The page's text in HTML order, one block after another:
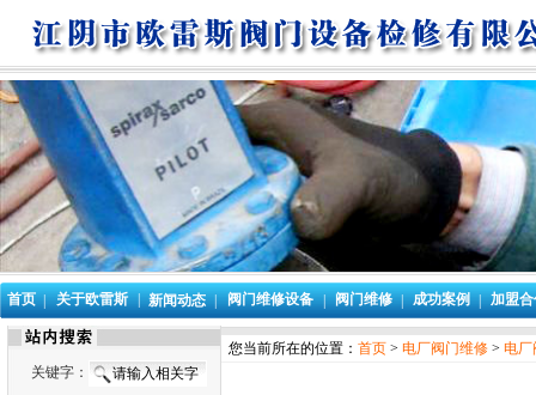
首页 | 关于欧雷斯 | 新闻动态 | 阀门维修设备 | 阀门维修 | 成功案例 | 加盟
关键字：
您当前所在的位置： 首页 > 电厂阀门维修 > 电厂